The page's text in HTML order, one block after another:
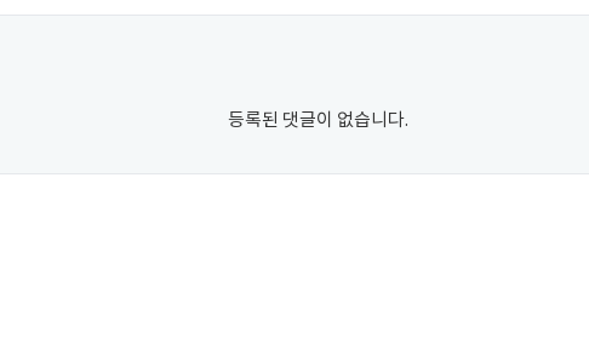
등록된 댓글이 없습니다.